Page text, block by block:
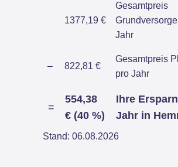
1377,19 €
Gesamtpreis
Jahr
– 822,81 €
Gesamtpreis
pro Jahr
=
554,38
€ (40 %)
Ihre
Jahr in
Stand: 06.08.2026